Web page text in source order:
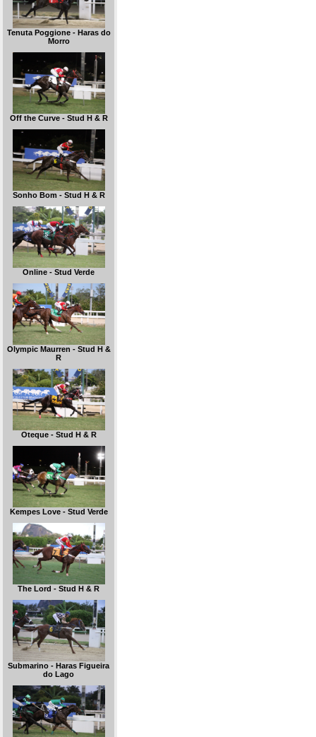
Tenuta Poggione - Haras do
Morro
Off the Curve - Stud H & R
Sonho Bom - Stud H & R
Online - Stud Verde
Olympic Maurren - Stud H &
R
Oteque - Stud H & R
Kempes Love - Stud Verde
The Lord - Stud H & R
Submarino - Haras Figueira
do Lago